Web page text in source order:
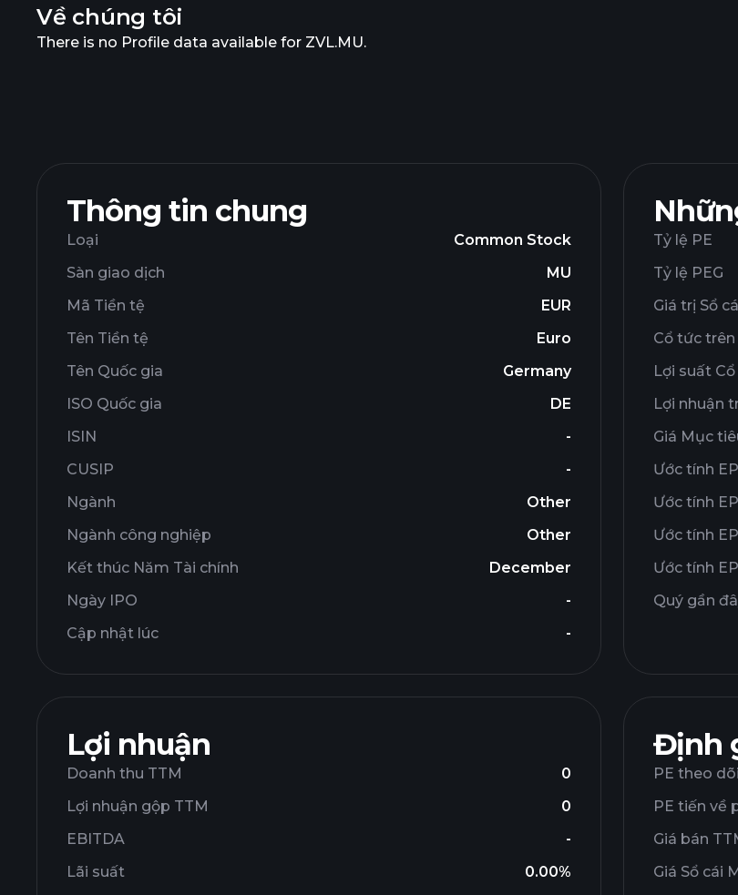
Về chúng tôi
There is no Profile data available for ZVL.MU.
Thông tin chung
Loại
Common Stock
Sàn giao dịch
MU
Mã Tiền tệ
EUR
Tên Tiền tệ
Euro
Tên Quốc gia
Germany
ISO Quốc gia
DE
ISIN
-
CUSIP
-
Ngành
Other
Ngành công nghiệp
Other
Kết thúc Năm Tài chính
December
Ngày IPO
-
Cập nhật lúc
-
Tỷ lệ PE
Tỷ lệ PEG
Giá trị Sổ
Cổ tức trên
Lợi suất
Lợi nhuận
Giá Mục
Ước tính
Ước tính
Ước tính
Ước tính
Quý gần
Lợi nhuận
Doanh thu TTM
0
Lợi nhuận gộp TTM
0
EBITDA
-
Lãi suất
0.00%
Định
PE theo dõi
PE tiến về
Giá bán
Giá Sổ cái